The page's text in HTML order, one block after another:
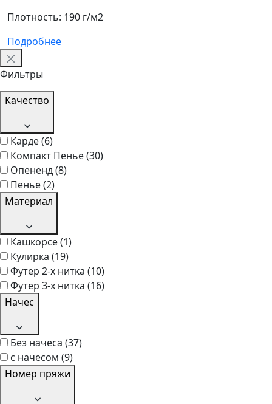
Плотность: 190 г/м2
Подробнее
Фильтры
Качество
Карде(6)
Компакт Пенье(30)
Опененд(8)
Пенье(2)
Материал
Кашкорсе(1)
Кулирка (19)
Футер 2-х нитка (10)
Футер 3-х нитка (16)
Начес
Без начеса (37)
с начесом (9)
Номер пряжи